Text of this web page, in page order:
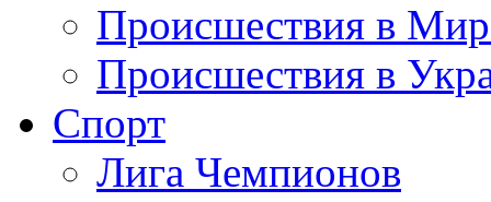
Происшествия в
Происшествия в
Спорт
Лига Чемпионов